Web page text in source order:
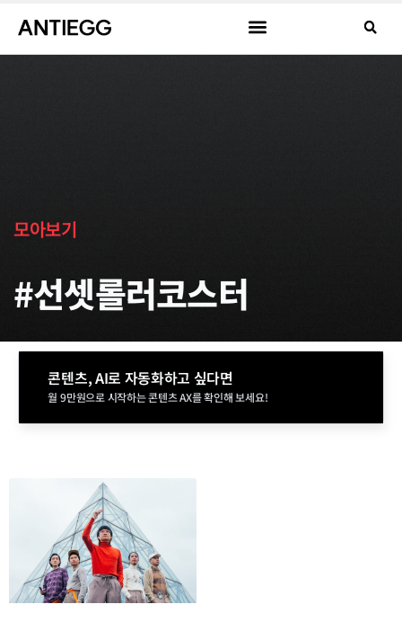
모아보기
#선셋롤러코스터
콘텐츠, AI로 자동화하고 싶다면
월 9만원으로 시작하는 콘텐츠 AX를 확인해 보세요!